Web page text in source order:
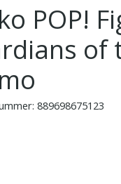
POP!
of
889698675123